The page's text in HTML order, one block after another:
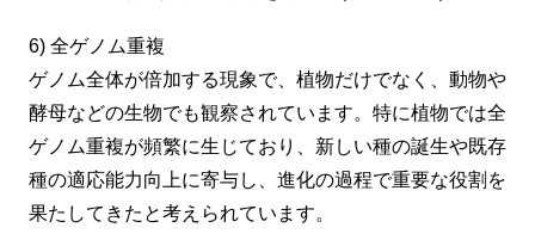
6) 全ゲノム重複
ゲノム全体が倍加する現象で、植物だけでなく、動物や
酵母などの生物でも観察されています。特に植物では全
ゲノム重複が頻繁に生じており、新しい種の誕生や既存
種の適応能力向上に寄与し、進化の過程で重要な役割を
果たしてきたと考えられています。